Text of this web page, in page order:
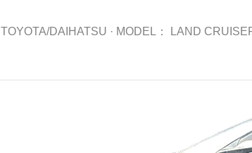
TOYOTA/DAIHATSU · MODEL： LAND